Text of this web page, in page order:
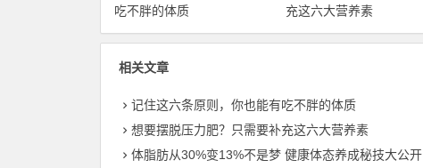
吃不胖的体质
充这六大营养素
相关文章
记住这六条原则，你也能有吃不胖的体质
想要摆脱压力肥？只需要补充这六大营养素
体脂肪从30%变13%不是梦 健康体态养成秘技大公开